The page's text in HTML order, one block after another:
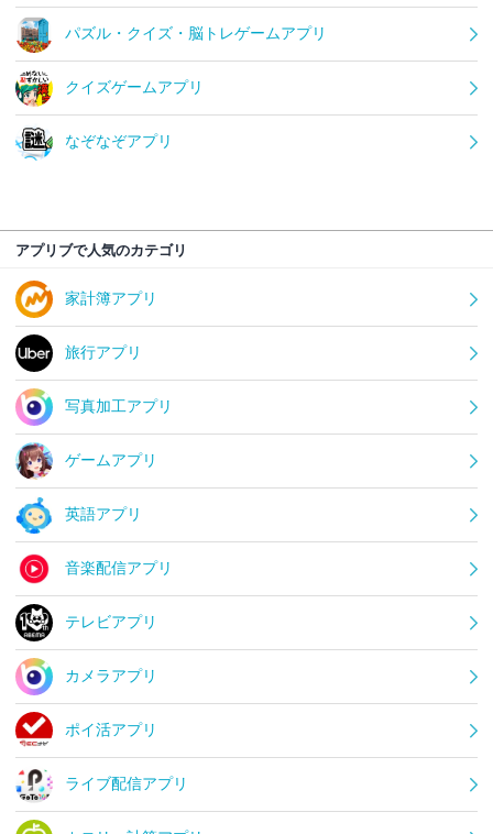
パズル・クイズ・脳トレゲームアプリ
クイズゲームアプリ
なぞなぞアプリ
アプリブで人気のカテゴリ
家計簿アプリ
旅行アプリ
写真加工アプリ
ゲームアプリ
英語アプリ
音楽配信アプリ
テレビアプリ
カメラアプリ
ポイ活アプリ
ライブ配信アプリ